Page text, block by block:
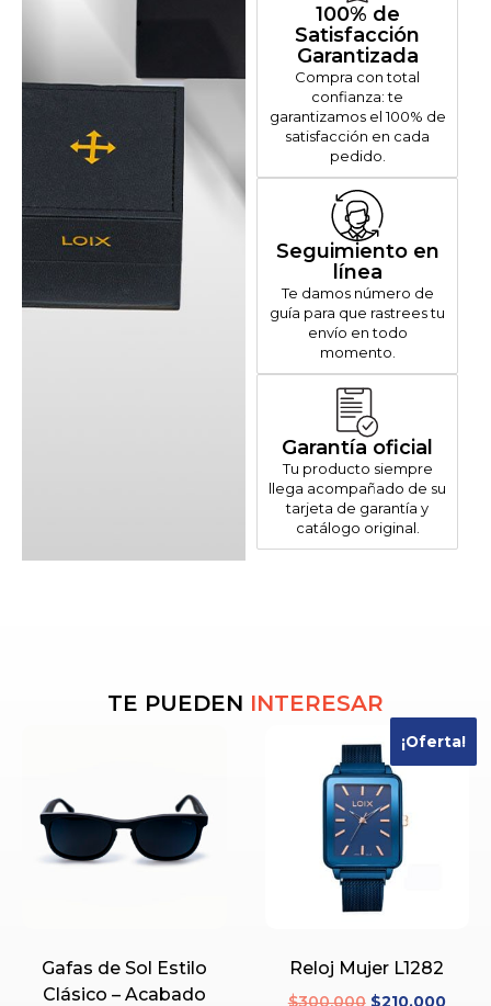
100% de
Satisfacción
Garantizada
Compra con total
confianza: te
garantizamos el 100% de
satisfacción en cada
pedido.
Seguimiento en
línea
Te damos número de
guía para que rastrees tu
envío en todo
momento.
Garantía oficial
Tu producto siempre
llega acompañado de su
tarjeta de garantía y
catálogo original.
TE PUEDEN INTERESAR
Gafas de Sol Estilo
Clásico – Acabado
¡Oferta!
Reloj Mujer L1282
$300.000 $210.000